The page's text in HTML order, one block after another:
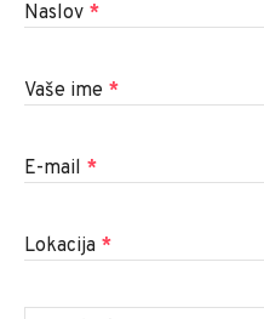
Naslov *
Vaše ime *
E-mail *
Lokacija *